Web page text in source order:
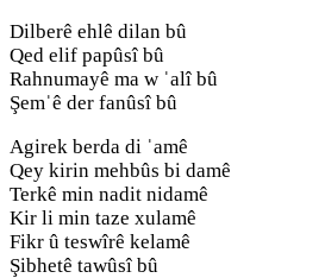
Dilberê ehlê dilan bû
Qed elif papûsî bû
Rahnumayê ma w ˈalî bû
Şemˈê der fanûsî bû
Agirek berda di ˈamê
Qey kirin mehbûs bi damê
Terkê min nadit nidamê
Kir li min taze xulamê
Fikr û teswîrê kelamê
Şibhetê tawûsî bû